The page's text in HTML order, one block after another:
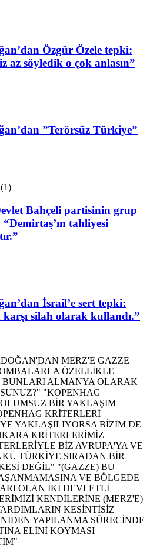
Özgür Özele tepki:
az söyledik o çok anlasın”
”Terörsüz Türkiye”
Bahçeli partisinin grup
tahliyesi
İsrail’e sert tepki:
karşı silah olarak kullandı.”